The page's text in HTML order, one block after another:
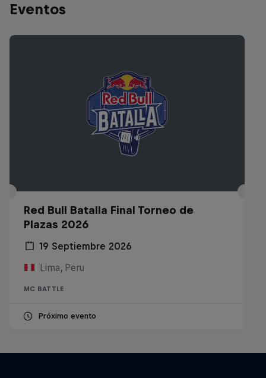
Eventos
Red Bull Batalla Final Torneo de
Plazas 2026
19 Septiembre 2026
Lima, Peru
MC BATTLE
Próximo evento